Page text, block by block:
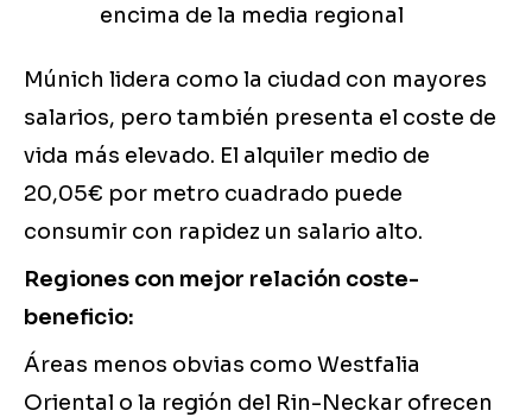
encima de la media regional
Múnich lidera como la ciudad con mayores
salarios, pero también presenta el coste de
vida más elevado. El alquiler medio de
20,05€ por metro cuadrado puede
consumir con rapidez un salario alto.
Regiones con mejor relación coste-
beneficio:
Áreas menos obvias como Westfalia
Oriental o la región del Rin-Neckar ofrecen